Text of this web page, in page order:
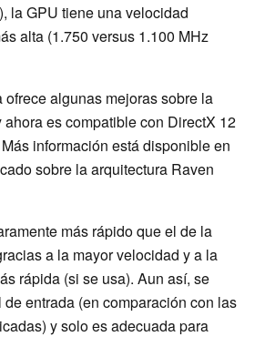
la GPU tiene una velocidad
alta (1.750 versus 1.100 MHz
ofrece algunas mejoras sobre la
es compatible con DirectX 12
información está disponible en
sobre la arquitectura Raven
más rápido que el de la
a la mayor velocidad y a la
rápida (si se usa). Aun así, se
entrada (en comparación con las
y solo es adecuada para